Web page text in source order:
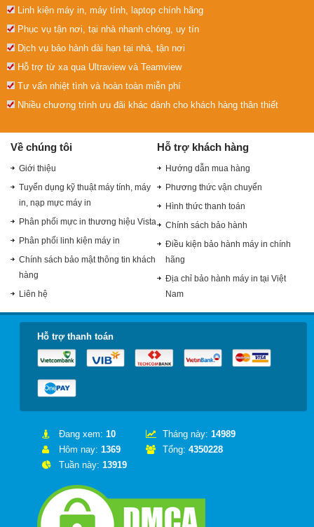
Linh kiện máy in, máy tính, laptop chính hãng
Phục vụ tận nơi, tại nhà nhanh chóng, uy tín
Dịch vụ bảo hành dài hạn tại nhà, tận nơi
Hỗ trợ từ xa qua Ultraview và Teamview
Tư vấn nhiệt tình và hoàn toàn miễn phí
Nhiều chương trình ưu đãi khác dành cho khách hàng thân thiết
Về chúng tôi
Giới thiệu
Tuyển dụng kỹ thuật máy tính, máy
in, nạp mực máy in
Phân phối mực in thương hiệu Vista
Phân phối linh kiện máy in
Chính sách bảo mật thông tin khách
hàng
Liên hệ
Hỗ trợ khách hàng
Hướng dẫn mua hàng
Phương thức vận chuyển
Hình thức thanh toán
Chính sách bảo hành
Điều kiện bảo hành máy in chính
hãng
Địa chỉ bảo hành máy in tại Việt
Nam
Hỗ trợ thanh toán
Đang xem: 10
Hôm nay: 1369
Tuần này: 13919
Tháng này: 14989
Tổng: 4350228